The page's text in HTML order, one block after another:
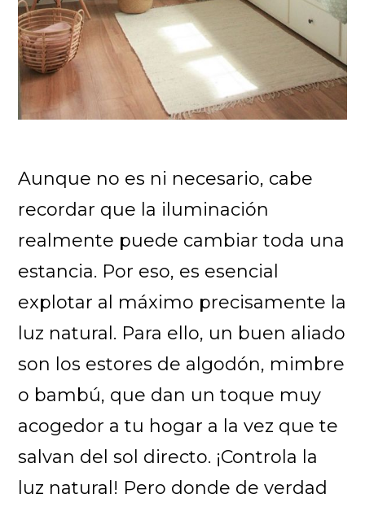
Aunque no es ni necesario, cabe
recordar que la iluminación
realmente puede cambiar toda una
estancia. Por eso, es esencial
explotar al máximo precisamente la
luz natural. Para ello, un buen aliado
son los estores de algodón, mimbre
o bambú, que dan un toque muy
acogedor a tu hogar a la vez que te
salvan del sol directo. ¡Controla la
luz natural! Pero donde de verdad